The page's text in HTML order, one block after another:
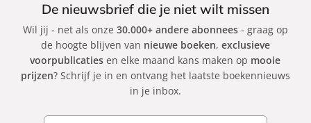
De nieuwsbrief die je niet wilt missen
Wil jij - net als onze 30.000+ andere abonnees- graag op
de hoogte blijven van nieuwe boeken, exclusieve
voorpublicaties en elke maand kans maken op mooie
prijzen? Schrijf je in en ontvang het laatste boekennieuws
in je inbox.
E-